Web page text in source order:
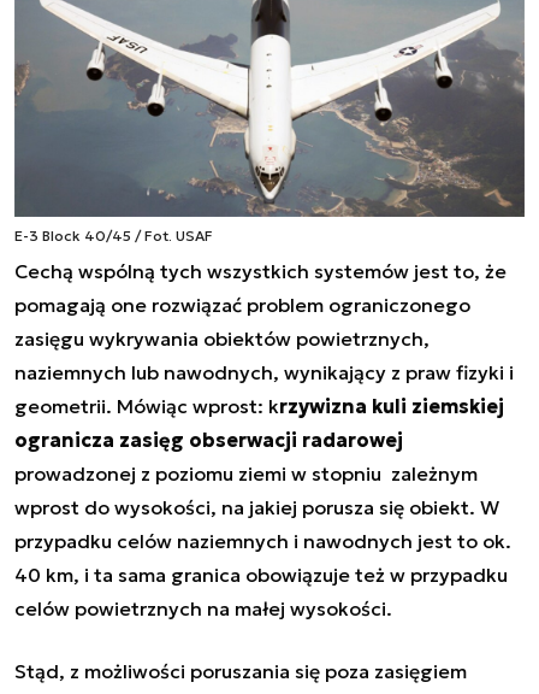
E-3 Block 40/45 / Fot. USAF
Cechą wspólną tych wszystkich systemów jest to, że
pomagają one rozwiązać problem ograniczonego
zasięgu wykrywania obiektów powietrznych,
naziemnych lub nawodnych, wynikający z praw fizyki i
geometrii. Mówiąc wprost: krzywizna kuli ziemskiej
ogranicza zasięg obserwacji radarowej
prowadzonej z poziomu ziemi w stopniu zależnym
wprost do wysokości, na jakiej porusza się obiekt. W
przypadku celów naziemnych i nawodnych jest to ok.
40 km, i ta sama granica obowiązuje też w przypadku
celów powietrznych na małej wysokości.
Stąd, z możliwości poruszania się poza zasięgiem